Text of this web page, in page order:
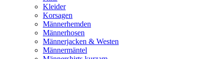
Kleider
Korsagen
Männerhemden
Männerhosen
Männerjacken & Westen
Männermäntel